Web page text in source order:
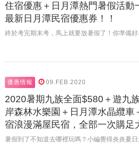
住宿優惠＋日月潭熱門暑假活動
最新日月潭民宿優惠券！！
終於考完期末考，馬上就要放暑假了！你準備
優惠情報 09.FEB.2020
2020暑期九族全面$580＋遊九
岸森林水樂園＋日月潭水晶纜車
宿浪漫滿屋民宿，全部一次購足
暑假到了不知道去哪裡玩嗎？小編覺得炎炎夏